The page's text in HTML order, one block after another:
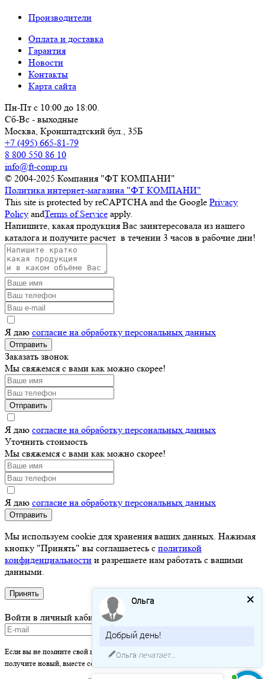
Производители
Оплата и доставка
Гарантия
Новости
Контакты
Карта сайта
Пн-Пт с 10:00 до 18:00.
Сб-Вс - выходные
Москва, Кронштадтский бул., 35Б
+7 (495) 665-81-79
8 800 550 86 10
info@ft-comp.ru
© 2004-2025 Компания "ФТ КОМПАНИ"
Политика интернет-магазина "ФТ КОМПАНИ"
This site is protected by reCAPTCHA and the Google Privacy
Policy andTerms of Service apply.
Напишите, какая продукция Вас заинтересовала из нашего
каталога и получите расчет в течении 3 часов в рабочие дни!
Я даю согласие на обработку персональных данных
Отправить
Заказать звонок
Мы свяжемся с вами как можно скорее!
Отправить
Я даю согласие на обработку персональных данных
Уточнить стоимость
Мы свяжемся с вами как можно скорее!
Я даю согласие на обработку персональных данных
Отправить
Мы используем cookie для хранения ваших данных. Нажимая
кнопку "Принять" вы соглашаетесь с политикой
конфиденциальности и разрешаете нам работать с вашими
данными.
Принять
Войти в личный кабинет
Если вы не помните свой пароль - просто оставьте это поле пустым и вы
получите новый, вместе со ссылкой на активацию.
Ольга
Добрый день!
Ольга печатает...